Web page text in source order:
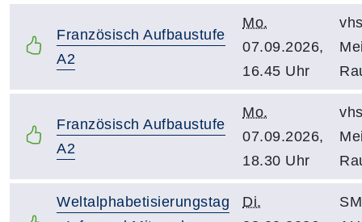
Französisch Aufbaustufe
A2
Mo.
07.09.2026,
16.45 Uhr
Französisch Aufbaustufe
A2
Mo.
07.09.2026,
18.30 Uhr
Weltalphabetisierungstag
Di.